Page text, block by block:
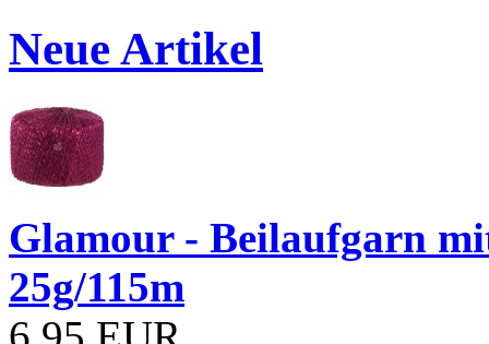
Neue Artikel
Glamour - Beilaufgarn
25g/115m